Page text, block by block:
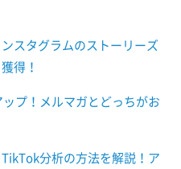
スタグラムのストーリーズ
得！
プ！メルマガとどっちがお
分析の方法を解説！ア